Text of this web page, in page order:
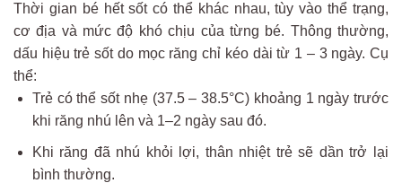
Thời gian bé hết sốt có thể khác nhau, tùy vào thể trạng,
cơ địa và mức độ khó chịu của từng bé. Thông thường,
dấu hiệu trẻ sốt do mọc răng chỉ kéo dài từ 1 – 3 ngày. Cụ
thể:
Trẻ có thể sốt nhẹ (37.5 – 38.5°C) khoảng 1 ngày trước
khi răng nhú lên và 1–2 ngày sau đó.
Khi răng đã nhú khỏi lợi, thân nhiệt trẻ sẽ dần trở lại
bình thường.